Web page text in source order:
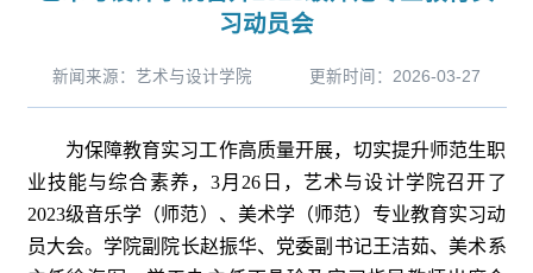
习动员会
新闻来源：艺术与设计学院 更新时间：2026-03-27
为保障教育实习工作高质量开展，切实提升师范生职
业技能与综合素养，3月26日，艺术与设计学院召开了
2023级音乐学（师范）、美术学（师范）专业教育实习动
员大会。学院副院长赵振华、党委副书记王洁茹、美术系